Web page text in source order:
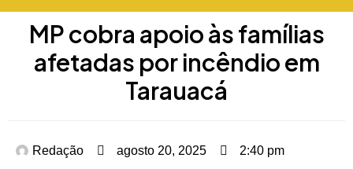
MP cobra apoio às famílias
afetadas por incêndio em
Tarauacá
Redação agosto 20, 2025 2:40 pm